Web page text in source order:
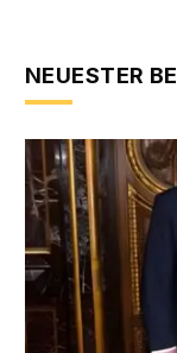
NEUESTER